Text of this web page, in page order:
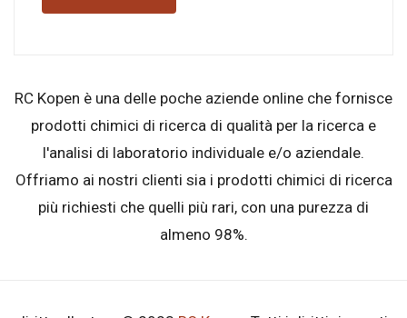
RC Kopen è una delle poche aziende online che fornisce
prodotti chimici di ricerca di qualità per la ricerca e
l'analisi di laboratorio individuale e/o aziendale.
Offriamo ai nostri clienti sia i prodotti chimici di ricerca
più richiesti che quelli più rari, con una purezza di
almeno 98%.